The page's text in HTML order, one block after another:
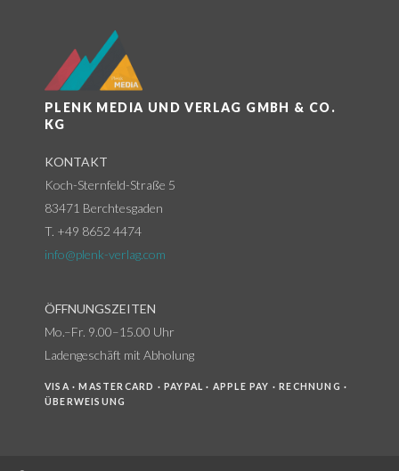
PLENK MEDIA UND VERLAG GMBH & CO.
KG
KONTAKT
Koch-Sternfeld-Straße 5
83471 Berchtesgaden
T. +49 8652 4474
info@plenk-verlag.com
ÖFFNUNGSZEITEN
Mo.–Fr. 9.00–15.00 Uhr
Ladengeschäft mit Abholung
VISA · MASTERCARD · PAYPAL · APPLE PAY · RECHNUNG ·
ÜBERWEISUNG